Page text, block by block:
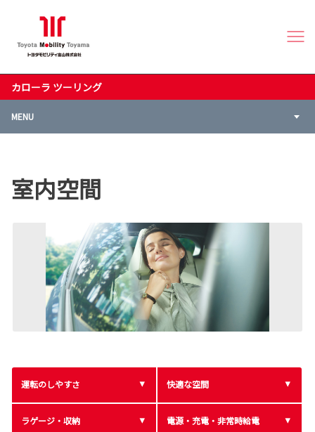
カローラ ツーリング
MENU
室内空間
運転のしやすさ 快適な空間
ラゲージ・収納 電源・充電・非常時給電